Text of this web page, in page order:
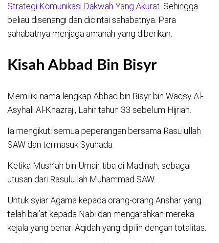
Strategi Komunikasi Dakwah Yang Akurat . Sehingga
beliau disenangi dan dicintai sahabatnya. Para
sahabatnya menjaga amanah yang diberikan.
Kisah Abbad Bin Bisyr
Memiliki nama lengkap Abbad bin Bisyr bin Waqsy Al-
Asyhali Al-Khazraji, Lahir tahun 33 sebelum Hijriah.
Ia mengikuti semua peperangan bersama Rasulullah
SAW dan termasuk Syuhada.
Ketika Mush’ah bin Umair tiba di Madinah, sebagai
utusan dari Rasulullah Muhammad SAW.
Untuk syiar Agama kepada orang-orang Anshar yang
telah bai’at kepada Nabi dan mengarahkan mereka
kejala yang benar. Aqidah yang dipilih dengan totalitas.